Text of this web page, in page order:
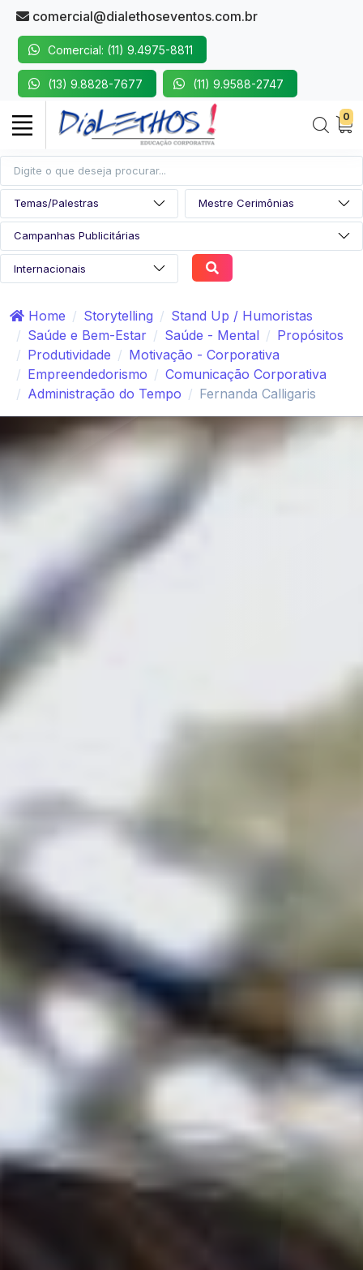
comercial@dialethoseventos.com.br
Comercial: (11) 9.4975-8811
(13) 9.8828-7677 (11) 9.9588-2747
0
Home Storytelling
Stand Up / Humoristas
Saúde e Bem-Estar
Saúde - Mental
Propósitos
Produtividade
Motivação - Corporativa
Empreendedorismo
Comunicação Corporativa
Administração do Tempo
Fernanda Calligaris